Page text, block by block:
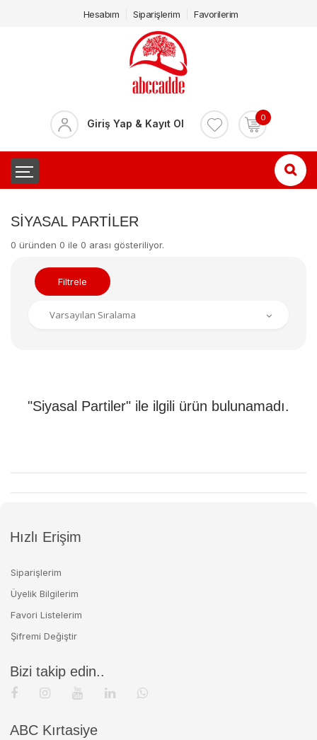
Hesabım Siparişlerim Favorilerim
Giriş Yap & Kayıt Ol 0
SIYASAL PARTILER
0 üründen 0 ile 0 arası gösteriliyor.
Filtrele
"Siyasal Partiler" ile ilgili ürün bulunamadı.
Hızlı Erişim
Siparişlerim
Üyelik Bilgilerim
Favori Listelerim
Şifremi Değiştir
Bizi takip edin..
ABC Kırtasiye